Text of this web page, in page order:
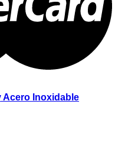
Acero Inoxidable